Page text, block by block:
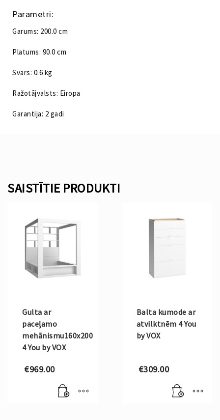
Parametri:
Garums: 200.0 cm
Platums: 90.0 cm
Svars: 0.6 kg
Ražotājvalsts: Eiropa
Garantija: 2 gadi
SAISTĪTIE PRODUKTI
Gulta ar
paceļamo
mehānismu160x200
4 You by VOX
€969.00
Balta kumode ar
atvilktnēm 4 You
by VOX
€309.00